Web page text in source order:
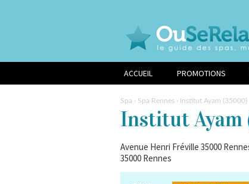
ACCUEIL PROMOTIONS
Spa › Spa Rennes › Institut Ayam (35000)
Institut Ayam
Avenue Henri Fréville 35000
35000 Rennes